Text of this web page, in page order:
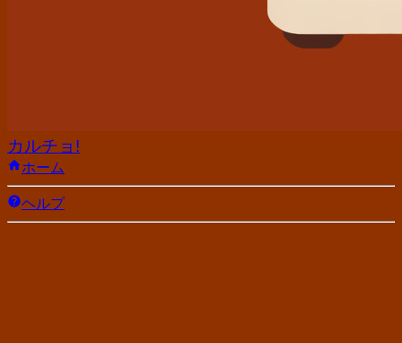
カルチョ!
ホーム
ヘルプ